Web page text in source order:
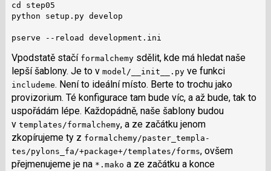
cd step05
python setup.py develop
pserve --reload development.ini
Vpodstatě stačí formalchemysdělit, kde má hledat naše
lepší šablony. Je to v model/__init__.pyve funkci
includeme. Není to ideální místo. Berte to trochu jako
provizorium. Té konfigurace tam bude víc, a až bude, tak to
uspořádám lépe. Každopádně, naše šablony budou
v templates/formalchemy, a ze začátku jenom
zkopírujeme ty z formalchemy/paster_templa­
tes/pylons_fa/+package+/tem­plates/forms, ovšem
přejmenujeme je na *.mako a ze začátku a konce